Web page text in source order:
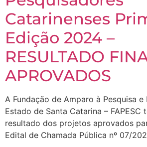
Catarinenses
Edição 2024 –
RESULTADO
APROVADOS
A Fundação de Amparo à Pesquisa
Estado de Santa Catarina – FAPESC
resultado dos projetos aprovados
Edital de Chamada Pública nº 07/